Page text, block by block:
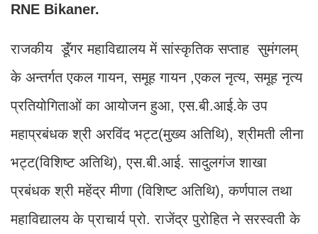
RNE Bikaner.
राजकीय डूॅंगर महाविद्यालय में सांस्कृतिक सप्ताह सुमंगलम्
के अन्तर्गत एकल गायन, समूह गायन ,एकल नृत्य, समूह नृत्य
प्रतियोगिताओं का आयोजन हुआ, एस.बी.आई.के उप
महाप्रबंधक श्री अरविंद भट्ट(मुख्य अतिथि), श्रीमती लीना
भट्ट(विशिष्ट अतिथि), एस.बी.आई. सादुलगंज शाखा
प्रबंधक श्री महेंद्र मीणा (विशिष्ट अतिथि), कर्णपाल तथा
महाविद्यालय के प्राचार्य प्रो. राजेंद्र पुरोहित ने सरस्वती के